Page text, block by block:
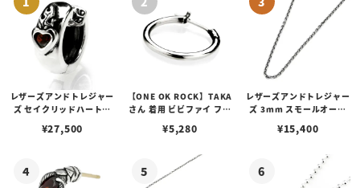
レザーズアンドトレジャー
ズ セイクリッドハートピ
¥27,500
【ONE OK ROCK】TAKA
さん 着用 ビビファイ フー
¥5,280
レザーズアンドトレジャー
ズ 3mm スモールオーバ
ブスタークラスプ＆LTロ
¥15,400